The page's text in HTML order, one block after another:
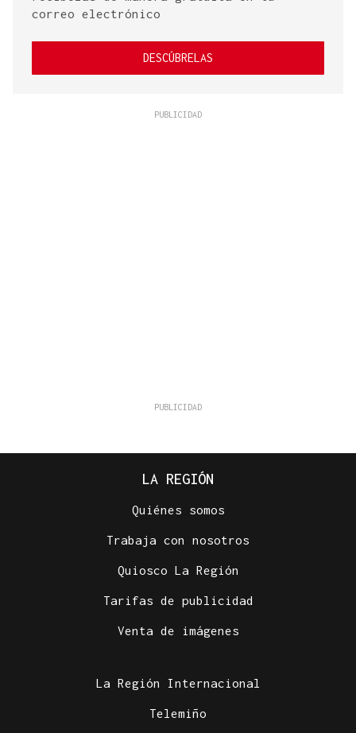
correo electrónico
DESCÚBRELAS
LA REGIÓN
Quiénes somos
Trabaja con nosotros
Quiosco La Región
Tarifas de publicidad
Venta de imágenes
La Región Internacional
Telemiño